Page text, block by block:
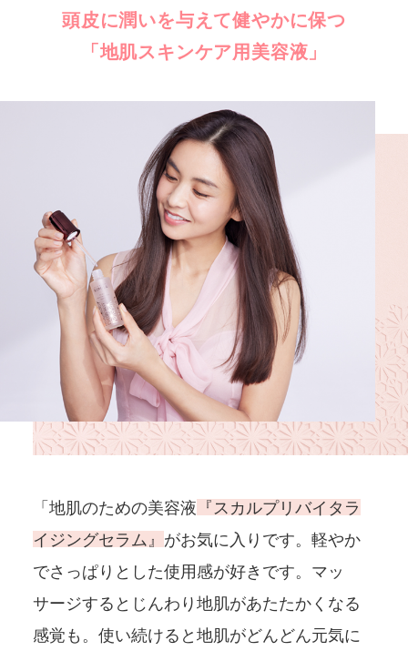
頭皮に潤いを与えて健やかに保つ
「地肌スキンケア用美容液」
「地肌のための美容液 『スカルプリバイタラ
イジングセラム』 がお気に入りです。軽やか
でさっぱりとした使用感が好きです。マッ
サージするとじんわり地肌があたたかくなる
感覚も。使い続けると地肌がどんどん元気に